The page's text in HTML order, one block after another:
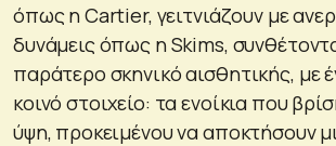
όπως η Cartier, γειτνιάζουν με
δυνάμεις όπως η Skims,
παράτερο σκηνικό αισθητικής, με
κοινό στοιχείο: τα ενοίκια που
ύψη, προκειμένου να αποκτήσουν